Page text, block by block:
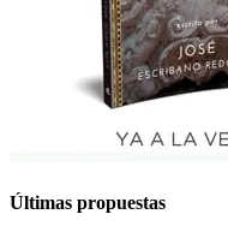
Últimas propuestas